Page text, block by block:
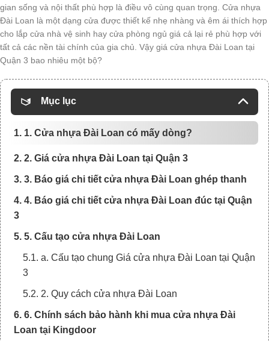
gian sống và nội thất phù hợp là điều vô cùng quan trọng. Cửa nhựa
Đài Loan là một dạng cửa được thiết kế nhẹ nhàng và êm ái thích hợp
cho lắp cửa nhà vệ sinh hay cửa phòng ngủ giá cả lại rẻ phù hợp với
tất cả các nền tài chính của gia chủ. Vậy giá cửa nhựa Đài Loan tại
Quận 3 bao nhiêu một bộ?
Mục lục
1. 1. Cửa nhựa Đài Loan có mấy dòng?
2. 2. Giá cửa nhựa Đài Loan tại Quận 3
3. 3. Báo giá chi tiết cửa nhựa Đài Loan ghép thanh
4. 4. Báo giá chi tiết cửa nhựa Đài Loan đúc tại Quận
3
5. 5. Cấu tạo cửa nhựa Đài Loan
5.1. a. Cấu tạo chung Giá cửa nhựa Đài Loan tại Quận
3
5.2. 2. Quy cách cửa nhựa Đài Loan
6. 6. Chính sách bảo hành khi mua cửa nhựa Đài
Loan tại Kingdoor